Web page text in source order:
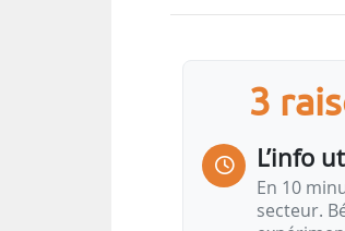
• et Ørsted sera
éoliens offshore
soutenant ainsi
Selon les
3
L’info
En 10
secteur.